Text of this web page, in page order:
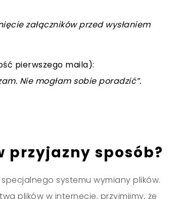
załączników przed wysłaniem
pierwszego maila):
Nie mogłam sobie poradzić”.
sposób?
systemu wymiany plików.
plików w internecie, przyjmijmy, że